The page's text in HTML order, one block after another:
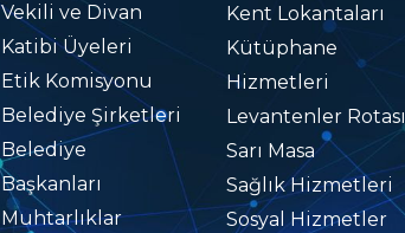
Vekili ve Divan
Katibi Üyeleri
Etik Komisyonu
Belediye Şirketleri
Belediye
Başkanları
Muhtarlıklar
Kent Lokantaları
Kütüphane
Hizmetleri
Levantenler Rotası
Sarı Masa
Sağlık Hizmetleri
Sosyal Hizmetler